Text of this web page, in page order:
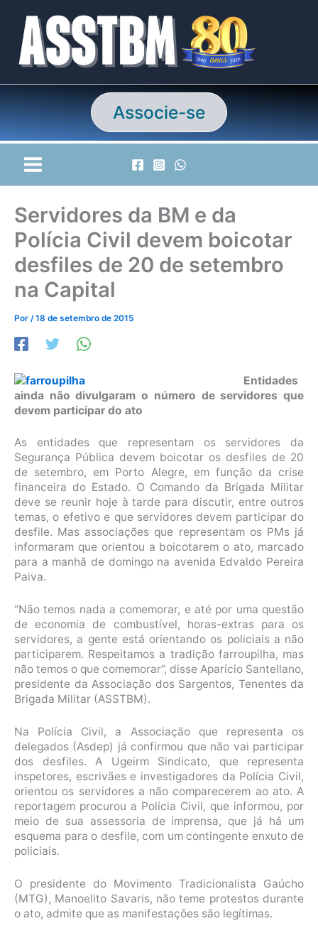
conteúdo
Associe-se
Servidores da BM e da
Polícia Civil devem boicotar
desfiles de 20 de setembro
na Capital
Por /18 de setembro de 2015
Entidades
ainda não divulgaram o número de servidores que
devem participar do ato
As entidades que representam os servidores da
Segurança Pública devem boicotar os desfiles de 20
de setembro, em Porto Alegre, em função da crise
financeira do Estado. O Comando da Brigada Militar
deve se reunir hoje à tarde para discutir, entre outros
temas, o efetivo e que servidores devem participar do
desfile. Mas associações que representam os PMs já
informaram que orientou a boicotarem o ato, marcado
para a manhã de domingo na avenida Edvaldo Pereira
Paiva.
“Não temos nada a comemorar, e até por uma questão
de economia de combustível, horas-extras para os
servidores, a gente está orientando os policiais a não
participarem. Respeitamos a tradição farroupilha, mas
não temos o que comemorar”, disse Aparício Santellano,
presidente da Associação dos Sargentos, Tenentes da
Brigada Militar (ASSTBM).
Na Polícia Civil, a Associação que representa os
delegados (Asdep) já confirmou que não vai participar
dos desfiles. A Ugeirm Sindicato, que representa
inspetores, escrivães e investigadores da Polícia Civil,
orientou os servidores a não comparecerem ao ato. A
reportagem procurou a Polícia Civil, que informou, por
meio de sua assessoria de imprensa, que já há um
esquema para o desfile, com um contingente enxuto de
policiais.
O presidente do Movimento Tradicionalista Gaúcho
(MTG), Manoelito Savaris, não teme protestos durante
o ato, admite que as manifestações são legítimas.